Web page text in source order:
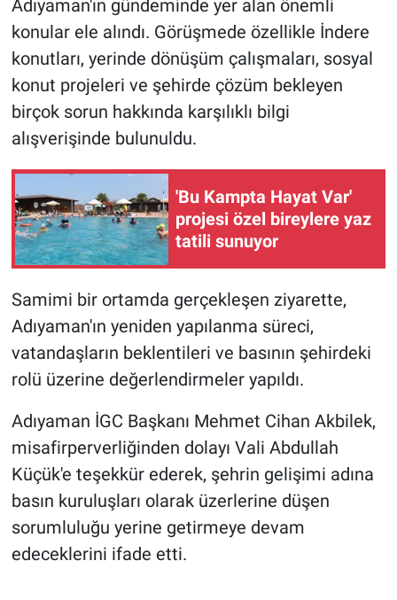
Adıyaman'ın gündeminde yer alan önemli
konular ele alındı. Görüşmede özellikle İndere
konutları, yerinde dönüşüm çalışmaları, sosyal
konut projeleri ve şehirde çözüm bekleyen
birçok sorun hakkında karşılıklı bilgi
alışverişinde bulunuldu.
'Bu Kampta Hayat Var'
projesi özel bireylere yaz
tatili sunuyor
Samimi bir ortamda gerçekleşen ziyarette,
Adıyaman'ın yeniden yapılanma süreci,
vatandaşların beklentileri ve basının şehirdeki
rolü üzerine değerlendirmeler yapıldı.
Adıyaman İGC Başkanı Mehmet Cihan Akbilek,
misafirperverliğinden dolayı Vali Abdullah
Küçük'e teşekkür ederek, şehrin gelişimi adına
basın kuruluşları olarak üzerlerine düşen
sorumluluğu yerine getirmeye devam
edeceklerini ifade etti.